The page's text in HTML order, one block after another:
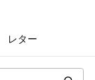
レター